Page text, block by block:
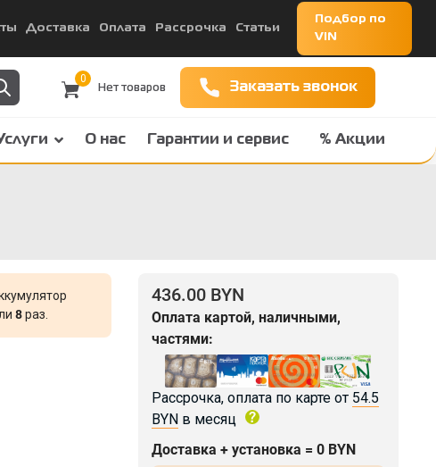
Доставка Оплата Рассрочка Статьи
Подбор по
VIN
0
Заказать звонок
О нас Гарантии и сервис % Акции
8раз.
436.00 BYN
Оплата картой, наличными,
частями:
Рассрочка, оплата по карте от 54.5
BYNв месяц
Доставка + установка = 0 BYN